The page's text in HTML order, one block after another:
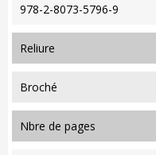
978-2-8073-5796-9
reliure
Broché
nbre de pages